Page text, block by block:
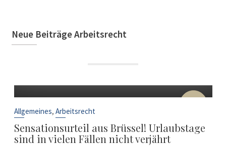
Neue Beiträge Arbeitsrecht
22
Allgemeines, Arbeitsrecht
Sensationsurteil aus Brüssel! Urlaubstage
sind in vielen Fällen nicht verjährt